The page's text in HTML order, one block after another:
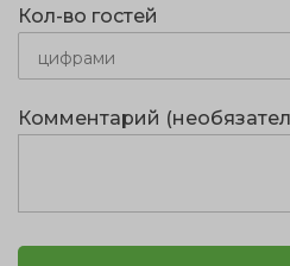
Кол-во гостей
Комментарий